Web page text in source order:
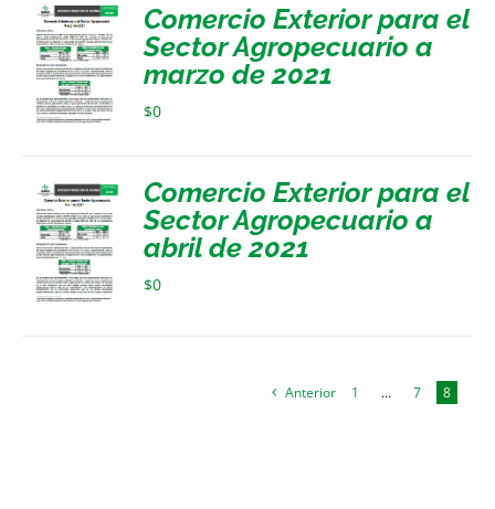
Comercio Exterior para el
Sector Agropecuario a
marzo de 2021
$0
Comercio Exterior para el
Sector Agropecuario a
abril de 2021
$0
Anterior 1 … 7 8